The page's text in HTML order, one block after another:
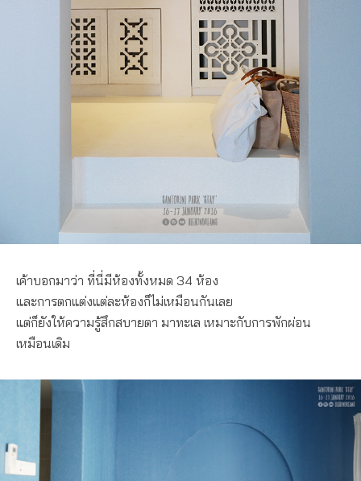
เค้าบอกมาว่า ที่นี่มีห้องทั้งหมด 34 ห้อง
และการตกแต่งแต่ละห้องก็ไม่เหมือนกันเลย
แต่ก็ยังให้ความรู้สึกสบายตา มาทะเล เหมาะกับการพักผ่อน
เหมือนเดิม